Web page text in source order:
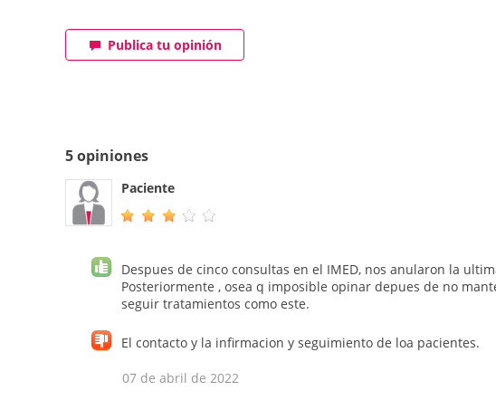
Publica tu opinión
5 opiniones
Paciente
Despues de cinco consultas en el IMED, nos anularon la
Posteriormente , osea q imposible opinar depues de no
seguir tratamientos como este.
El contacto y la infirmacion y seguimiento de loa pacientes.
07 de abril de 2022